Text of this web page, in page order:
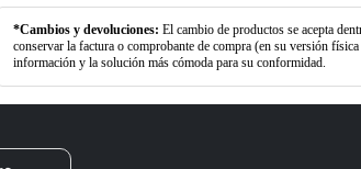
*Cambios y devoluciones: El cambio de productos se acepta
conservar la factura o comprobante de compra (en su versión
información y la solución más cómoda para su conformidad.